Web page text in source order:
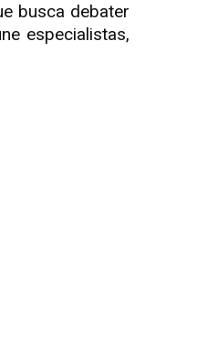
busca debater
especialistas,